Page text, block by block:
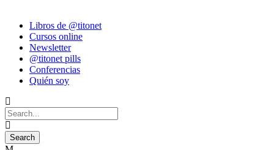
Libros de @titonet
Cursos online
Newsletter
@titonet pills
Conferencias
Quién soy